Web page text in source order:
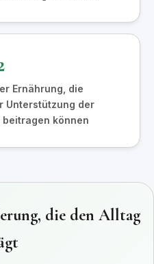
Ernährung, die
Unterstützung der
können
die den Alltag